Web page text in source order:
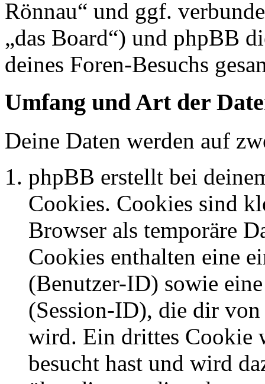
Rönnau“ und ggf.
„das Board“) und phpBB
deines Foren-Besuchs
Umfang und Art der
Deine Daten werden auf
phpBB erstellt bei
Cookies. Cookies sind
Browser als temporäre
Cookies enthalten eine
(Benutzer-ID) sowie
(Session-ID), die dir
wird. Ein drittes Cookie
besucht hast und wird